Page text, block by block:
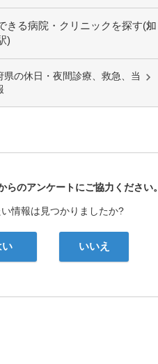
きる病院・クリニックを探す(加
)
県の休日・夜間診療、救急、当
院なび
らのアンケートにご協力ください。
情報は見つかりましたか?
い いいえ